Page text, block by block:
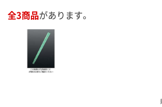
全3商品があります。